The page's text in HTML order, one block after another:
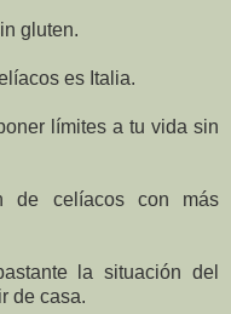
gluten.
es Italia.
límites a tu vida sin
de celíacos con más
la situación del
de casa.